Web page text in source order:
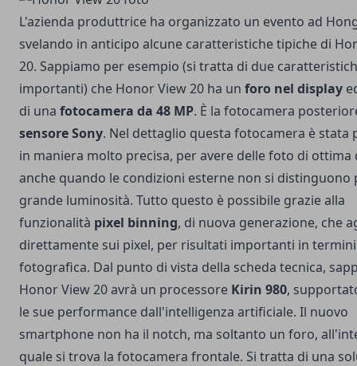
L'azienda produttrice ha organizzato un evento ad
svelando in anticipo alcune caratteristiche tipiche di
20. Sappiamo per esempio (si tratta di due
importanti) che Honor View 20 ha un foro nel display
di una fotocamera da 48 MP. È la fotocamera
sensore Sony. Nel dettaglio questa fotocamera è stata
in maniera molto precisa, per avere delle foto di ottima
anche quando le condizioni esterne non si distinguono
grande luminosità. Tutto questo è possibile grazie alla
funzionalità pixel binning, di nuova generazione, che
direttamente sui pixel, per risultati importanti in
fotografica. Dal punto di vista della scheda tecnica,
Honor View 20 avrà un processore Kirin 980,
le sue performance dall'intelligenza artificiale. Il nuovo
smartphone non ha il notch, ma soltanto un foro,
quale si trova la fotocamera frontale. Si tratta di una